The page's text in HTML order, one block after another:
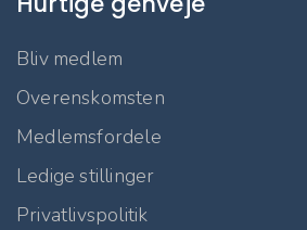
Bliv medlem
Overenskomsten
Medlemsfordele
Ledige stillinger
Privatlivspolitik